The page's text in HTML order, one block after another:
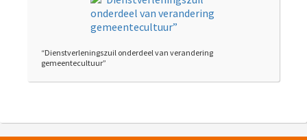
“Dienstverleningszuil onderdeel van verandering
gemeentecultuur”